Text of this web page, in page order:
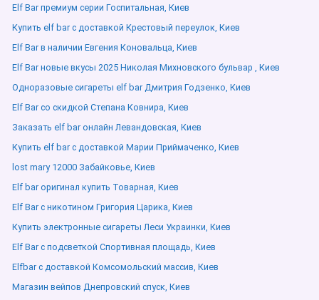
Elf Bar премиум серии Госпитальная, Киев
Купить elf bar с доставкой Крестовый переулок, Киев
Elf Bar в наличии Евгения Коновальца, Киев
Elf Bar новые вкусы 2025 Николая Михновского бульвар , Киев
Одноразовые сигареты elf bar Дмитрия Годзенко, Киев
Elf Bar со скидкой Степана Ковнира, Киев
Заказать elf bar онлайн Левандовская, Киев
Купить elf bar с доставкой Марии Приймаченко, Киев
lost mary 12000 Забайковье, Киев
Elf bar оригинал купить Товарная, Киев
Elf Bar с никотином Григория Царика, Киев
Купить электронные сигареты Леси Украинки, Киев
Elf Bar с подсветкой Спортивная площадь, Киев
Elfbar с доставкой Комсомольский массив, Киев
Магазин вейпов Днепровский спуск, Киев